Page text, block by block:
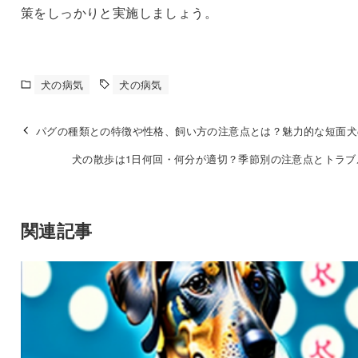
策をしっかりと実施しましょう。
犬の病気 犬の病気
パグの種類との特徴や性格、飼い方の注意点とは？魅力的な短面
犬の散歩は1日何回・何分が適切？季節別の注意点とトラ
関連記事